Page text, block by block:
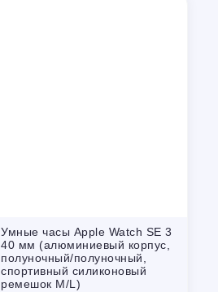
Умные часы Apple Watch SE 3
40 мм (алюминиевый корпус,
полуночный/полуночный,
спортивный силиконовый
ремешок M/L)